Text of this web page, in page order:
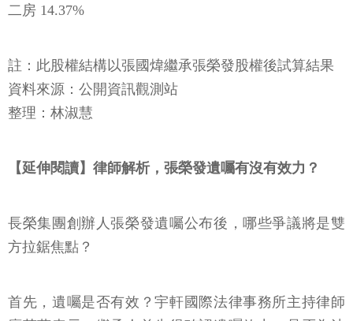
二房 14.37%
註：此股權結構以張國煒繼承張榮發股權後試算結果
資料來源：公開資訊觀測站
整理：林淑慧
【延伸閱讀】律師解析，張榮發遺囑有沒有效力？
長榮集團創辦人張榮發遺囑公布後，哪些爭議將是雙
方拉鋸焦點？
首先，遺囑是否有效？宇軒國際法律事務所主持律師